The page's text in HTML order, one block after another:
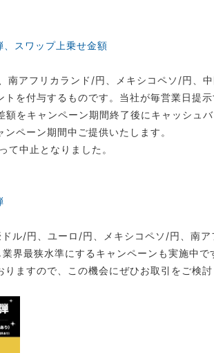
スワップ上乗せ金額
南アフリカランド/円、メキシコペソ/円、
を付与するものです。当社が毎営業日提
をキャンペーン期間終了後にキャッシュ
ペーン期間中ご提供いたします。
中止となりました。
ル/円、ユーロ/円、メキシコペソ/円、南
界最狭水準にするキャンペーンも実施中で
ますので、この機会にぜひお取引をご検討